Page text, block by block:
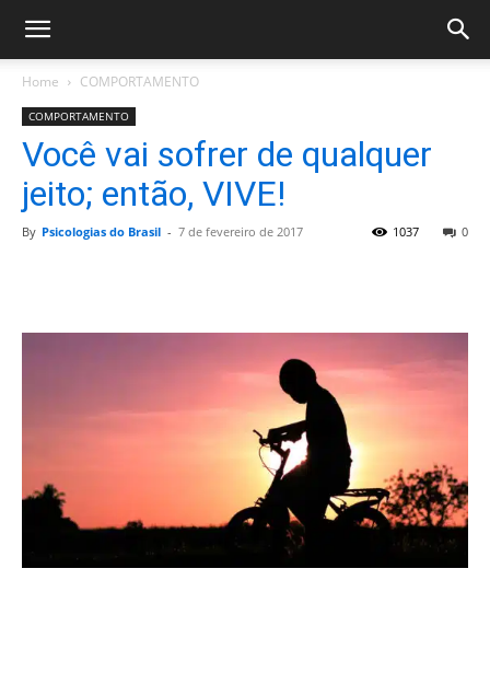
Home COMPORTAMENTO
COMPORTAMENTO
Você vai sofrer de qualquer
jeito; então, VIVE!
By Psicologias do Brasil - 7 de fevereiro de 2017 0
1037